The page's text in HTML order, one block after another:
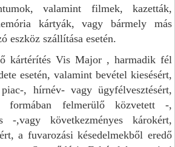
valamint filmek, kazetták,
kártyák, vagy bármely más
eszköz szállítása esetén.
kártérítés Vis Major , harmadik fél
esetén, valamint bevétel kiesésért,
, hírnév- vagy ügyfélvesztésért,
formában felmerülő közvetett -,
-,vagy következményes károkért,
a fuvarozási késedelmekből eredő